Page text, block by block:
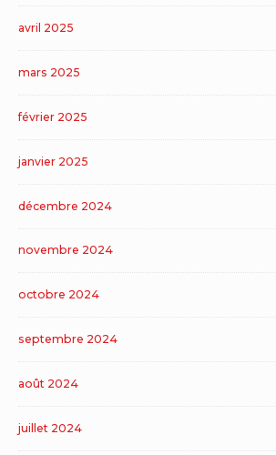
avril 2025
mars 2025
février 2025
janvier 2025
décembre 2024
novembre 2024
octobre 2024
septembre 2024
août 2024
juillet 2024